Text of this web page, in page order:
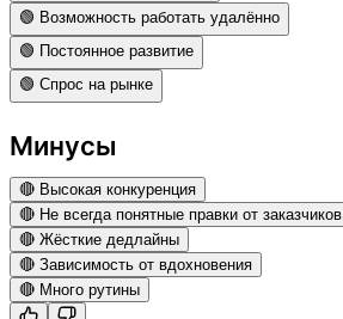
🟢 Возможность работать удалённо
🟢 Постоянное развитие
🟢 Спрос на рынке
Минусы
🔴 Высокая конкуренция
🔴 Не всегда понятные правки от заказчиков
🔴 Жёсткие дедлайны
🔴 Зависимость от вдохновения
🔴 Много рутины